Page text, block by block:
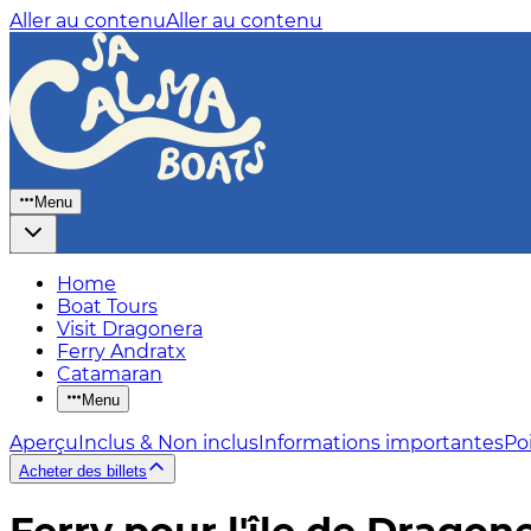
Aller au contenuAller au contenu
Menu
Home
Boat Tours
Visit Dragonera
Ferry Andratx
Catamaran
Menu
AperçuInclus & Non inclusInformations importantes
Acheter des billets